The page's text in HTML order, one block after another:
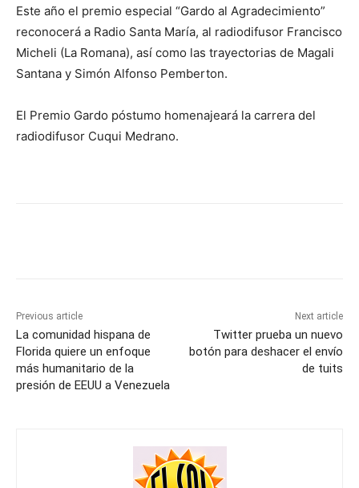
Este año el premio especial “Gardo al Agradecimiento”
reconocerá a Radio Santa María, al radiodifusor Francisco
Micheli (La Romana), así como las trayectorias de Magali
Santana y Simón Alfonso Pemberton.
El Premio Gardo póstumo homenajeará la carrera del
radiodifusor Cuqui Medrano.
Previous article
La comunidad hispana de
Florida quiere un enfoque
más humanitario de la
presión de EEUU a Venezuela
Next article
Twitter prueba un nuevo
botón para deshacer el envío
de tuits